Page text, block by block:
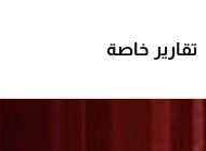
تقارير خاصة